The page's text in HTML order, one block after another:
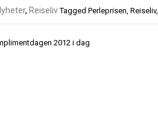
, Reiseliv Tagged Perleprisen, Reiseliv,
2012 i dag